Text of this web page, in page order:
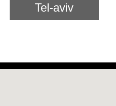
Tel-aviv